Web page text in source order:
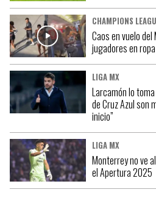
CHAMPIONS
Caos en vuelo
jugadores en
LIGA MX
Larcamón lo
de Cruz Azul son
inicio”
LIGA MX
Monterrey no ve
el Apertura 2025